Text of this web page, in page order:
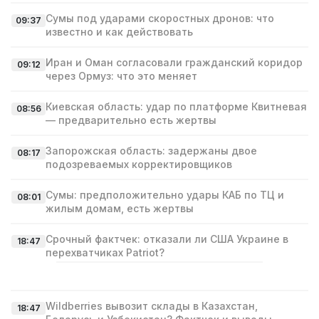
09:37 Сумы под ударами скоростных дронов: что
известно и как действовать
09:12 Иран и Оман согласовали гражданский коридор
через Ормуз: что это меняет
08:56 Киевская область: удар по платформе Квитневая
— предварительно есть жертвы
08:17 Запорожская область: задержаны двое
подозреваемых корректировщиков
08:01 Сумы: предположительно удары КАБ по ТЦ и
жилым домам, есть жертвы
18:47 Срочный фактчек: отказали ли США Украине в
перехватчиках Patriot?
18:47 Wildberries вывозит склады в Казахстан,